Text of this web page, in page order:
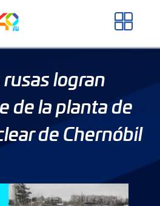
logran
de la planta de
de Chernóbil